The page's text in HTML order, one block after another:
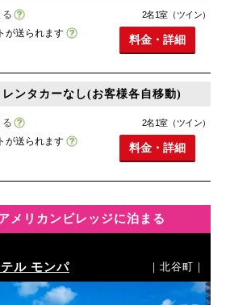
る
が送られます
2名1室（ツイン）
料金・詳細
ンタカーなし(お客様各自移動)
る
が送られます
2名1室（ツイン）
料金・詳細
メリカンビレッジに泊まる
ル モンパ ｜北谷町｜